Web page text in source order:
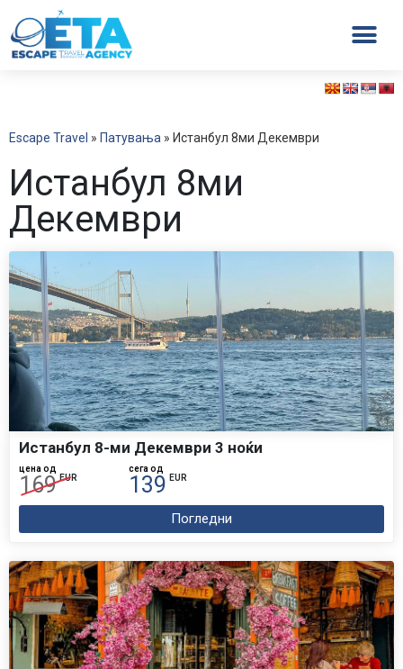
Escape Travel » Патувања » Истанбул 8ми Декември
Истанбул 8ми
Декември
Истанбул 8-ми Декември 3 ноќи
цена од
169 EUR
сега од
139 EUR
Погледни